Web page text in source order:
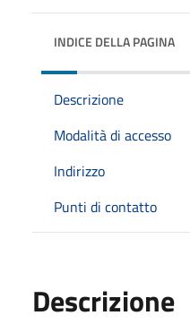
INDICE DELLA PAGINA
Descrizione
Modalità di accesso
Indirizzo
Punti di contatto
Descrizione